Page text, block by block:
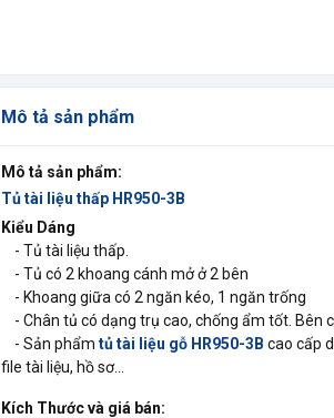
Mô tả sản phẩm
Mô tả sản phẩm:
Tủ tài liệu thấp HR950-3B
Kiểu Dáng
- Tủ tài liệu thấp.
- Tủ có 2 khoang cánh mở ở 2 bên
- Khoang giữa có 2 ngăn kéo, 1 ngăn trống
- Chân tủ có dạng trụ cao, chống ẩm tốt. Bên
- Sản phẩm tủ tài liệu gỗ HR950-3B cao cấp
file tài liệu, hồ sơ...
Kích Thước và giá bán: